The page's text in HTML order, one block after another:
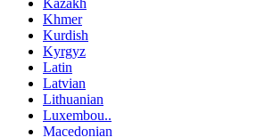
Khmer
Kurdish
Kyrgyz
Latin
Latvian
Lithuanian
Luxembou..
Macedonian